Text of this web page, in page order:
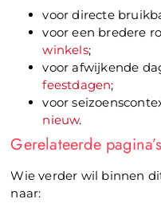
voor directe
voor een bredere
winkels;
voor afwijkende
feestdagen;
voor
nieuw.
Gerelateerde pagina’s
Wie verder wil binnen
naar: